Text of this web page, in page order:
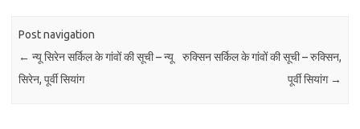
Post navigation
← न्यू सिरेन सर्किल के गांवों की सूची – न्यू
सिरेन, पूर्वी सियांग
रुक्सिन सर्किल के गांवों की सूची – रुक्सिन,
पूर्वी सियांग →